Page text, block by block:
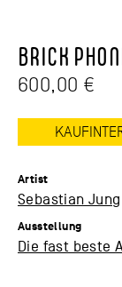
BRICK
600,00 €
Artist
Sebastian Jung
Ausstellung
Die fast beste